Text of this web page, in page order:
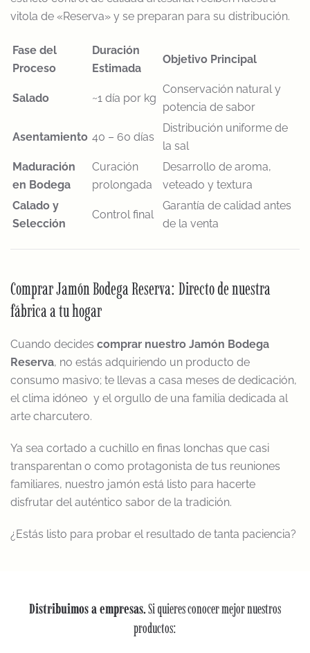
vitola de «Reserva» y se preparan para su distribución.
Fase del
Proceso
Duración
Estimada
Objetivo Principal
Salado ~1 día por kg
Conservación natural y
potencia de sabor
Asentamiento 40 – 60 días
Distribución uniforme de
la sal
Maduración
en Bodega
Curación
prolongada
Desarrollo de aroma,
veteado y textura
Calado y
Selección
Control final
Garantía de calidad antes
de la venta
Comprar Jamón Bodega Reserva: Directo de nuestra
fábrica a tu hogar
Cuando decides comprar nuestro Jamón Bodega
Reserva, no estás adquiriendo un producto de
consumo masivo; te llevas a casa meses de dedicación,
el clima idóneo y el orgullo de una familia dedicada al
arte charcutero.
Ya sea cortado a cuchillo en finas lonchas que casi
transparentan o como protagonista de tus reuniones
familiares, nuestro jamón está listo para hacerte
disfrutar del auténtico sabor de la tradición.
¿Estás listo para probar el resultado de tanta paciencia?
Distribuimos a empresas.Si quieres conocer mejor nuestros
productos: